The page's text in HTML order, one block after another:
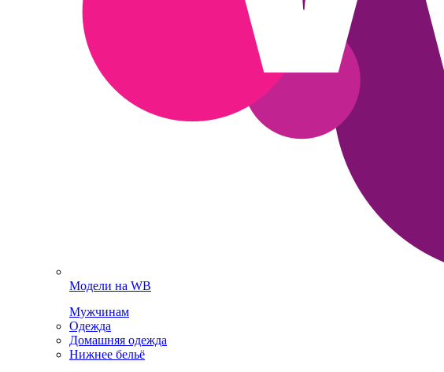
Модели на WB
Мужчинам
Одежда
Домашняя одежда
Нижнее бельё